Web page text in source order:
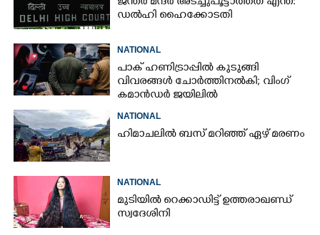
ഡൽഹി ഹൈക്കോടതി
NATIONAL
പാക് ഹണിട്രാപ്പിൽ കുടുങ്ങി
വിവരങ്ങൾ ചോർത്തിനൽകി;​ വിംഗ്
കമാൻഡർ ജയിലിൽ
NATIONAL
ഹിമാചലിൽ ബസ് മറിഞ്ഞ് ഏഴ് മരണം
NATIONAL
മുടിയിൽ റെക്കാഡിട്ട് ഉത്തരാഖണ്ഡ്
സ്വദേശിനി